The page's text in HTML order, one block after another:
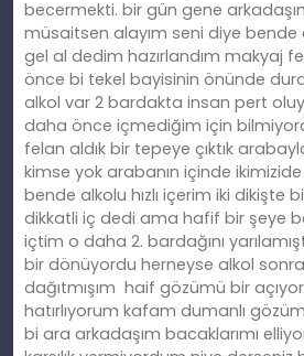
becermekti. bir gün gene
müsaitsen alayım seni diye bende
gel al dedim hazırlandım makyaj
önce bi tekel bayisinin önünde
alkol var 2 bardakta insan pert
daha önce içmediğim için
felan aldık bir tepeye çıktık
kimse yok arabanın içinde
bende alkolu hızlı içerim iki
dikkatli iç dedi ama hafif bir şeye
içtim o daha 2. bardağını
bir dönüyordu herneyse alkol
dağıtmışım haif gözümü bir
hatırlıyorum kafam dumanlı
bi ara arkadaşım bacaklarımı